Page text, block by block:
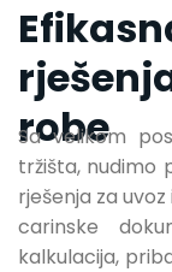
robe
Sa velikom
tržišta, nudimo
rješenja za
carinske
kalkulacija,